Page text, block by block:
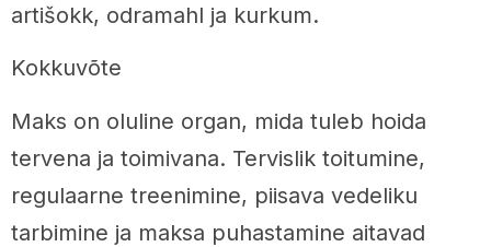
artišokk, odramahl ja kurkum.
Kokkuvõte
Maks on oluline organ, mida tuleb hoida
tervena ja toimivana. Tervislik toitumine,
regulaarne treenimine, piisava vedeliku
tarbimine ja maksa puhastamine aitavad